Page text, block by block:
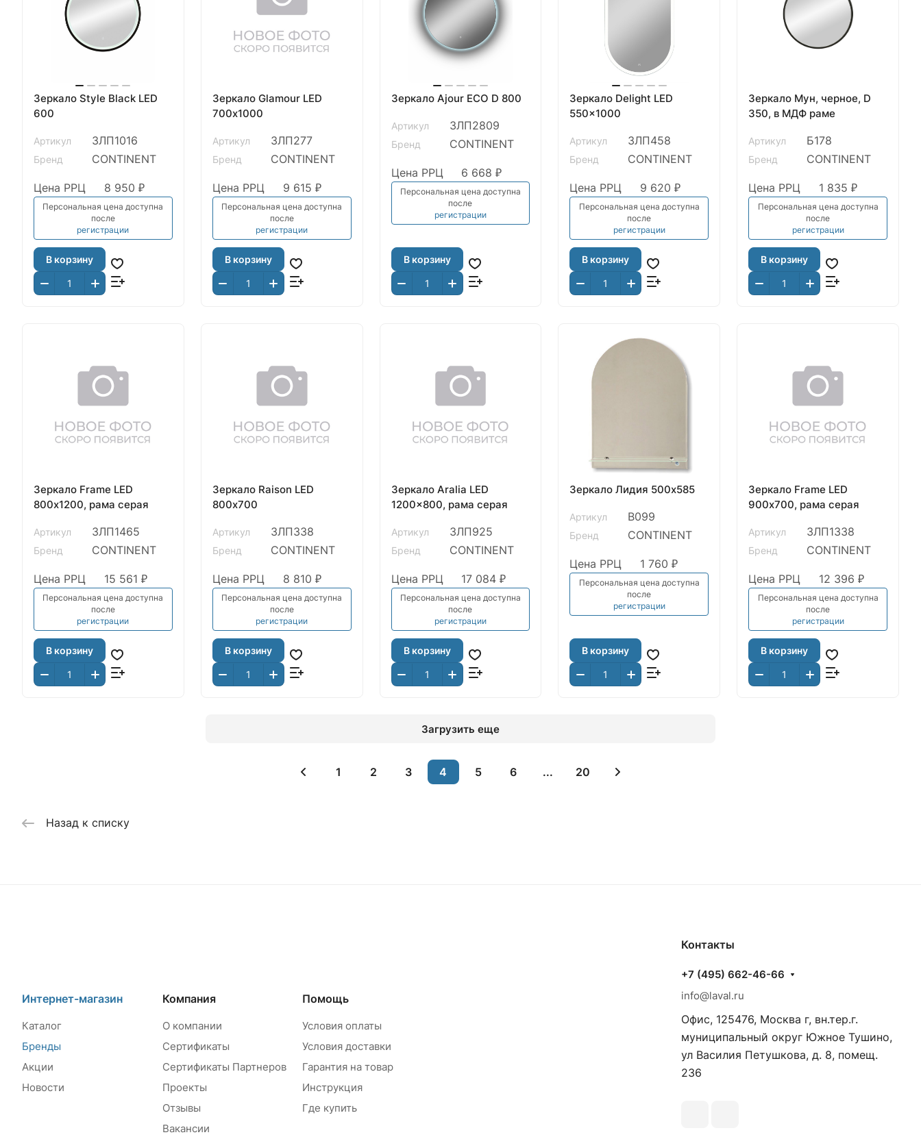
Зеркало Style Black LED
600
Артикул ЗЛП1016
Бренд CONTINENT
Цена РРЦ 8 950 ₽
Персональная цена доступна
после
регистрации
В корзину
Зеркало Glamour LED
700х1000
Артикул ЗЛП277
Бренд CONTINENT
Цена РРЦ 9 615 ₽
Персональная цена доступна
после
регистрации
В корзину
Зеркало Ajour ECO D 800
Артикул ЗЛП2809
Бренд CONTINENT
Цена РРЦ 6 668 ₽
Персональная цена доступна
после
регистрации
В корзину
Зеркало Delight LED
550x1000
Артикул ЗЛП458
Бренд CONTINENT
Цена РРЦ 9 620 ₽
Персональная цена доступна
после
регистрации
В корзину
Зеркало Мун, черное, D
350, в МДФ раме
Артикул Б178
Бренд CONTINENT
Цена РРЦ 1 835 ₽
Персональная цена доступна
после
регистрации
В корзину
Зеркало Frame LED
800х1200, рама серая
Артикул ЗЛП1465
Бренд CONTINENT
Цена РРЦ 15 561 ₽
Персональная цена доступна
после
регистрации
В корзину
Зеркало Raison LED
800х700
Артикул ЗЛП338
Бренд CONTINENT
Цена РРЦ 8 810 ₽
Персональная цена доступна
после
регистрации
В корзину
Зеркало Aralia LED
1200x800, рама серая
Артикул ЗЛП925
Бренд CONTINENT
Цена РРЦ 17 084 ₽
Персональная цена доступна
после
регистрации
В корзину
Зеркало Лидия 500х585
Артикул В099
Бренд CONTINENT
Цена РРЦ 1 760 ₽
Персональная цена доступна
после
регистрации
В корзину
Зеркало Frame LED
900х700, рама серая
Артикул ЗЛП1338
Бренд CONTINENT
Цена РРЦ 12 396 ₽
Персональная цена доступна
после
регистрации
В корзину
Загрузить еще
1 2 3 4 5 6 ... 20
Назад к списку
Интернет-магазин
Каталог
Бренды
Акции
Новости
Компания
О компании
Сертификаты
Сертификаты Партнеров
Проекты
Отзывы
Вакансии
Помощь
Условия оплаты
Условия доставки
Гарантия на товар
Инструкция
Где купить
Контакты
+7 (495) 662-46-66
info@laval.ru
Офис, 125476, Москва г, вн.тер.г.
муниципальный округ Южное Тушино,
ул Василия Петушкова, д. 8, помещ.
236